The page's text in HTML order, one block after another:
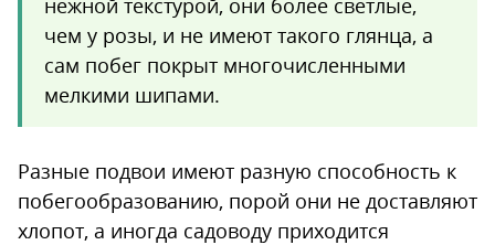
чем у розы, и не имеют такого глянца, а
сам побег покрыт многочисленными
мелкими шипами.
Разные подвои имеют разную способность к
побегообразованию, порой они не доставляют
хлопот, а иногда садоводу приходится